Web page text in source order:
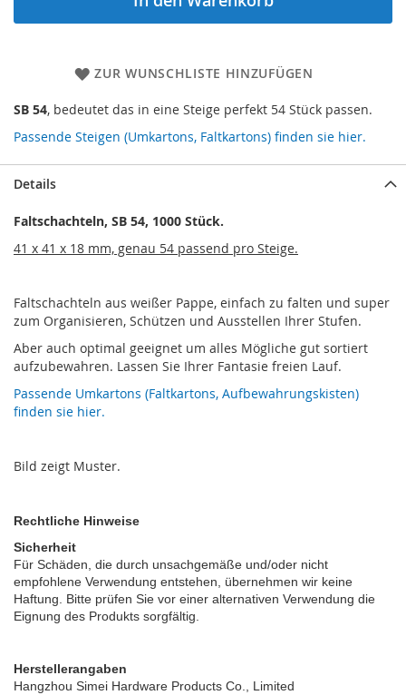
ZUR WUNSCHLISTE HINZUFÜGEN
SB 54, bedeutet das in eine Steige perfekt 54 Stück passen.
Passende Steigen (Umkartons, Faltkartons) finden sie hier.
Details
Faltschachteln, SB 54, 1000 Stück.
41 x 41 x 18 mm, genau 54 passend pro Steige.
Faltschachteln aus weißer Pappe, einfach zu falten und super
zum Organisieren, Schützen und Ausstellen Ihrer Stufen.
Aber auch optimal geeignet um alles Mögliche gut sortiert
aufzubewahren. Lassen Sie Ihrer Fantasie freien Lauf.
Passende Umkartons (Faltkartons, Aufbewahrungskisten)
finden sie hier.
Bild zeigt Muster.
Rechtliche Hinweise
Sicherheit
Für Schäden, die durch unsachgemäße und/oder nicht
empfohlene Verwendung entstehen, übernehmen wir keine
Haftung. Bitte prüfen Sie vor einer alternativen Verwendung die
Eignung des Produkts sorgfältig.
Herstellerangaben
Hangzhou Simei Hardware Products Co., Limited